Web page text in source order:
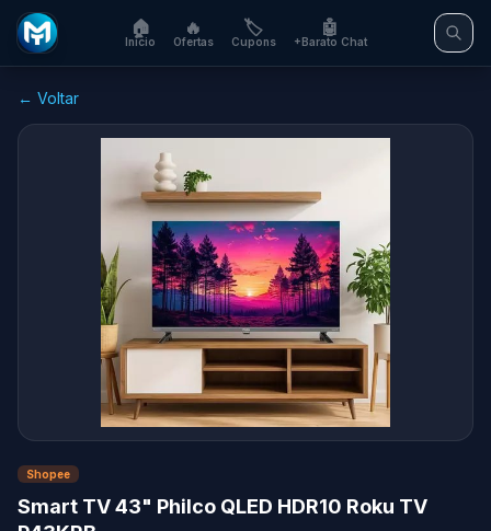
🏠
Início
🔥
Ofertas
🏷️
Cupons
🤖
+Barato Chat
← Voltar
Shopee
Smart TV 43" Philco QLED HDR10 Roku TV